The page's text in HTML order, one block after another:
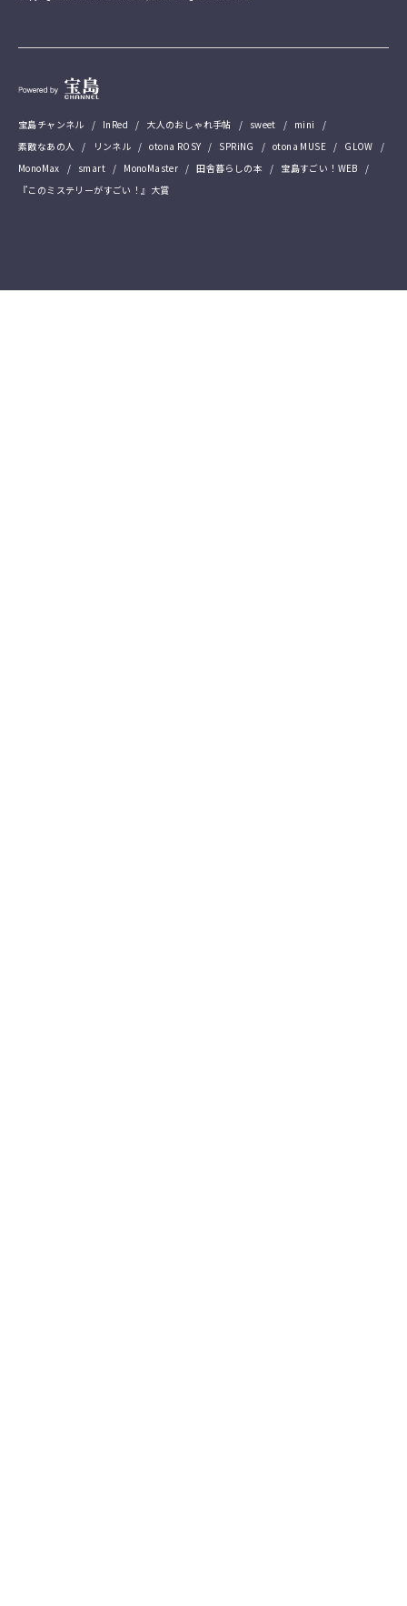
宝島チャンネル InRed 大人のおしゃれ手帖 sweet
mini
素敵なあの人
リンネル otona ROSY SPRiNG otona MUSE
GLOW
MonoMax
smart MonoMaster 田舎暮らしの本
宝島すごい！WEB
『このミステリーがすごい！』大賞